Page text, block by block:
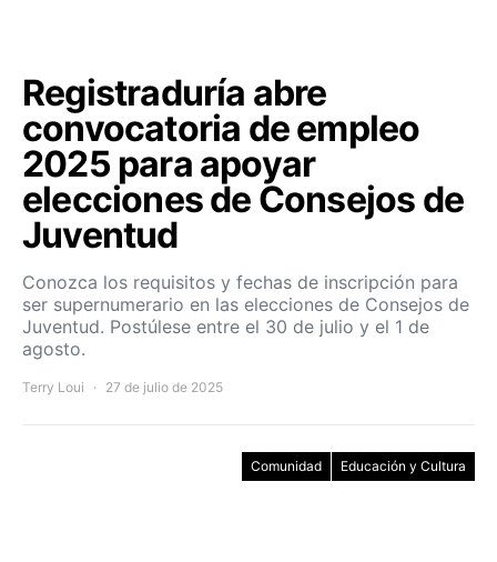
Registraduría abre
convocatoria de empleo
2025 para apoyar
elecciones de Consejos de
Juventud
Conozca los requisitos y fechas de inscripción para
ser supernumerario en las elecciones de Consejos de
Juventud. Postúlese entre el 30 de julio y el 1 de
agosto.
Terry Loui 27 de julio de 2025
Comunidad Educación y Cultura